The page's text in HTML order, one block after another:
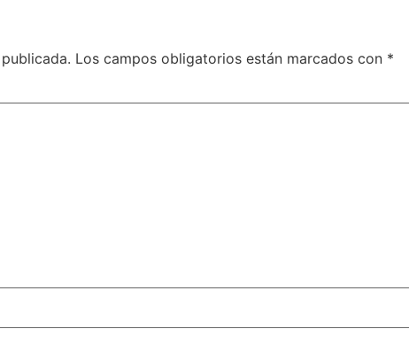
Los campos obligatorios están marcados con *